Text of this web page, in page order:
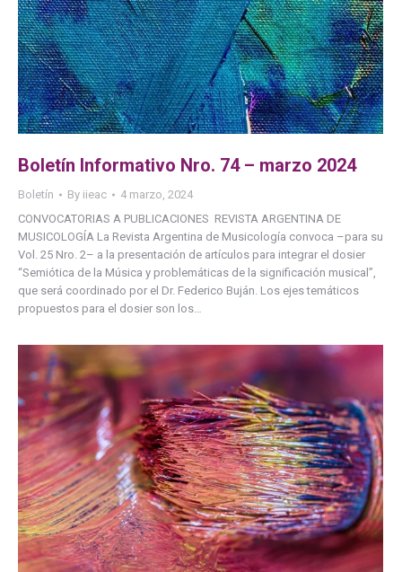
Boletín Informativo Nro. 74 – marzo 2024
Boletín By iieac
4 marzo, 2024
CONVOCATORIAS A PUBLICACIONES REVISTA ARGENTINA DE
MUSICOLOGÍA La Revista Argentina de Musicología convoca –para su
Vol. 25 Nro. 2– a la presentación de artículos para integrar el dosier
“Semiótica de la Música y problemáticas de la significación musical”,
que será coordinado por el Dr. Federico Buján. Los ejes temáticos
propuestos para el dosier son los…